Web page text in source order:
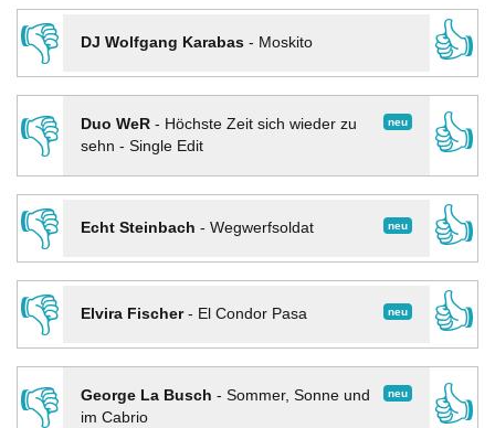
👎
DJ Wolfgang Karabas- Moskito
👍
👎
neu
Duo WeR- Höchste Zeit sich wieder zu
sehn - Single Edit
👍
👎
neu
Echt Steinbach - Wegwerfsoldat
👍
👎
neu
Elvira Fischer- El Condor Pasa
👍
👎
neu
George La Busch - Sommer, Sonne und
im Cabrio
👍